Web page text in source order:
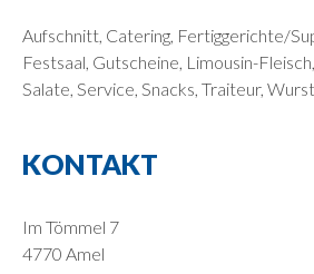
Aufschnitt, Catering, Fertiggerichte/
Festsaal, Gutscheine, Limousin-
Salate, Service, Snacks, Traiteur, Wurst
KONTAKT
Im Tömmel 7
4770 Amel